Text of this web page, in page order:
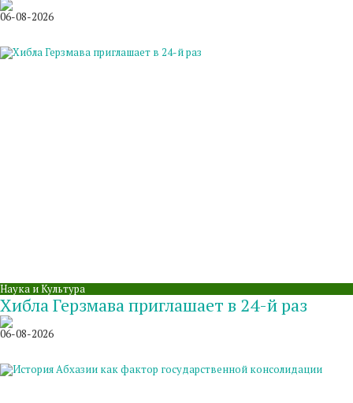
06-08-2026
Наука и Культура
Хибла Герзмава приглашает в 24-й раз
06-08-2026